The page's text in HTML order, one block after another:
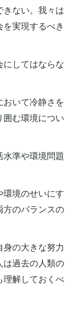
きない。我々は
実現するべき
にしてはならな
おいて冷静さを
囲む環境につい
水準や環境問題
環境のせいにす
方のバランスの
身の大きな努力
は過去の人類の
理解しておくべ